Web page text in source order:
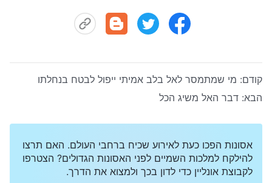
קודם: מי שמתמסר לאל בלב אמיתי ייפול לבטח בנחלתו
הבא: דבר האל משיג הכל
אסונות הפכו כעת לאירוע שכיח ברחבי העולם. האם תרצו
להילקח למלכות השמיים לפני האסונות הגדולים? הצטרפו
לקבוצת אונליין כדי לדון בכך ולמצוא את הדרך.